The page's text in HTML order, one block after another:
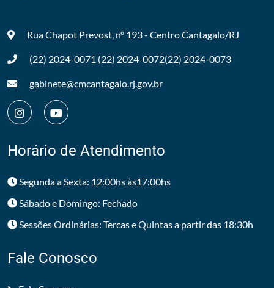
Rua Chapot Prevost, nº 193 - CentroCantagalo/RJ
(22) 2024-0071 (22) 2024-0072(22) 2024-0073
gabinete@cmcantagalo.rj.gov.br
Horário de Atendimento
Segunda a Sexta: 12:00hs às17:00hs
Sábado e Domingo: Fechado
Sessões Ordinárias: Tercas e Quintas a partir das 18:30h
Fale Conosco